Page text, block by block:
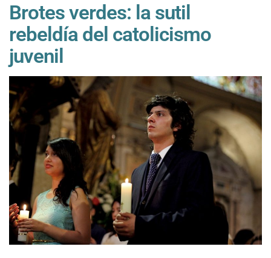
Brotes verdes: la sutil
rebeldía del catolicismo
juvenil